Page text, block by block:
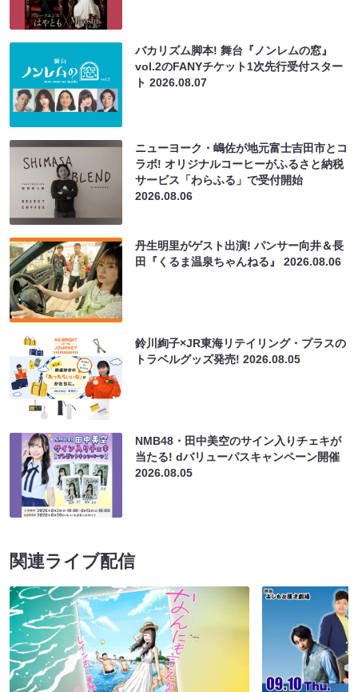
バカリズム脚本! 舞台『ノンレムの窓』
vol.2のFANYチケット1次先行受付スター
ト2026.08.07
ニューヨーク・嶋佐が地元富士吉田市とコ
ラボ! オリジナルコーヒーがふるさと納税
サービス「わらふる」で受付開始
2026.08.06
丹生明里がゲスト出演! パンサー向井＆長
田『くるま温泉ちゃんねる』2026.08.06
鈴川絢子×JR東海リテイリング・プラスの
トラベルグッズ発売!2026.08.05
NMB48・田中美空のサイン入りチェキが
当たる! dバリューパスキャンペーン開催
2026.08.05
関連ライブ配信